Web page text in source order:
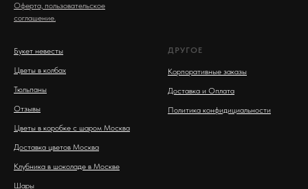
Оферта, пользовательское
соглашение.
Букет невесты
Цветы в колбах
Тюльпаны
Отзывы
Цветы в коробке с шаром Москва
Доставка цветов Москва
Клубника в шоколаде в Москве
Шары
ДРУГОЕ
Корпоративные заказы
Доставка и Оплата
Политика конфидициальности